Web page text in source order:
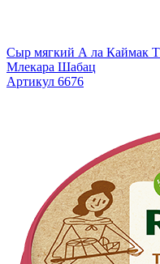
Сыр мягкий А ла Каймак
Млекара Шабац
Артикул 6676